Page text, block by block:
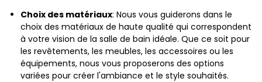
Choix des matériaux: Nous vous guiderons dans le
choix des matériaux de haute qualité qui correspondent
à votre vision de la salle de bain idéale. Que ce soit pour
les revêtements, les meubles, les accessoires ou les
équipements, nous vous proposerons des options
variées pour créer l'ambiance et le style souhaités.